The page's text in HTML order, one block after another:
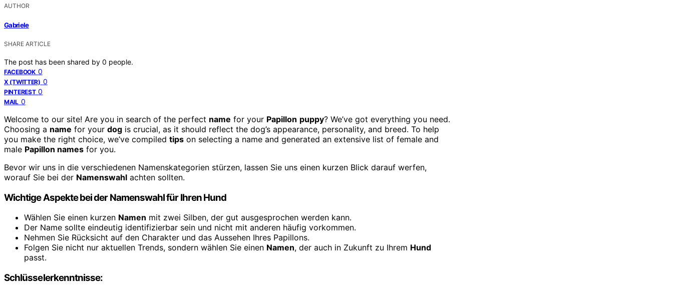
AUTHOR
Gabriele
SHARE ARTICLE
The post has been shared by 0 people.
FACEBOOK 0
X (TWITTER) 0
PINTEREST 0
MAIL 0
Welcome to our site! Are you in search of the perfect name for your Papillon puppy? We’ve got everything you need.
Choosing a name for your dog is crucial, as it should reflect the dog’s appearance, personality, and breed. To help
you make the right choice, we’ve compiled tips on selecting a name and generated an extensive list of female and
male Papillon names for you.
Bevor wir uns in die verschiedenen Namenskategorien stürzen, lassen Sie uns einen kurzen Blick darauf werfen,
worauf Sie bei der Namenswahl achten sollten.
Wichtige Aspekte bei der Namenswahl für Ihren Hund
Wählen Sie einen kurzen Namen mit zwei Silben, der gut ausgesprochen werden kann.
Der Name sollte eindeutig identifizierbar sein und nicht mit anderen häufig vorkommen.
Nehmen Sie Rücksicht auf den Charakter und das Aussehen Ihres Papillons.
Folgen Sie nicht nur aktuellen Trends, sondern wählen Sie einen Namen, der auch in Zukunft zu Ihrem Hund
passt.
Schlüsselerkenntnisse: